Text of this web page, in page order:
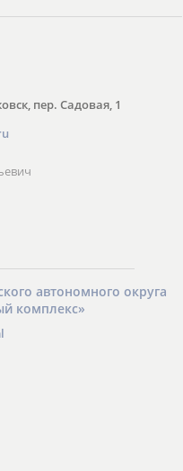
пер. Садовая, 1
автономного округа
комплекс»